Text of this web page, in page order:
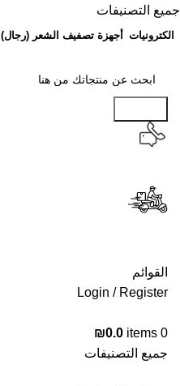
جميع التصنيفات
الكترونيات أجهزة تصفيف الشعر (رجال)
القوائم
Login / Register
0
items
₪0.0
جميع التصنيفات